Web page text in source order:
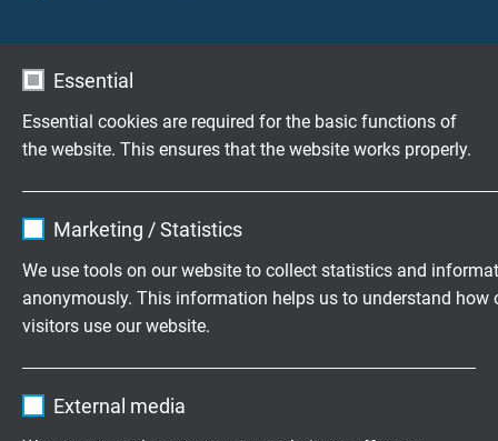
Essential
Essential cookies are required for the basic functions of
the website. This ensures that the website works properly.
Expire 1 year
Purpose
Marketing / Statistics
We use tools on our website to collect statistics and
anonymously. This information helps us to understand how
visitors use our website.
External media
Son derece esnek kablolar tam
olarak isteklerinize göre
1974 senesinden bu yana Insaatiruz için
aile şirketi olarak üretim deyiz